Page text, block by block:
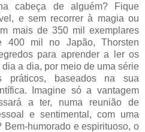
cabeça de alguém? Fique
e sem recorrer à magia ou
mais de 350 mil exemplares
400 mil no Japão, Thorsten
para aprender a ler os
a dia, por meio de uma série
práticos, baseados na sua
Imagine só a vantagem
a ter, numa reunião de
e sentimental, com uma
Bem-humorado e espirituoso, o